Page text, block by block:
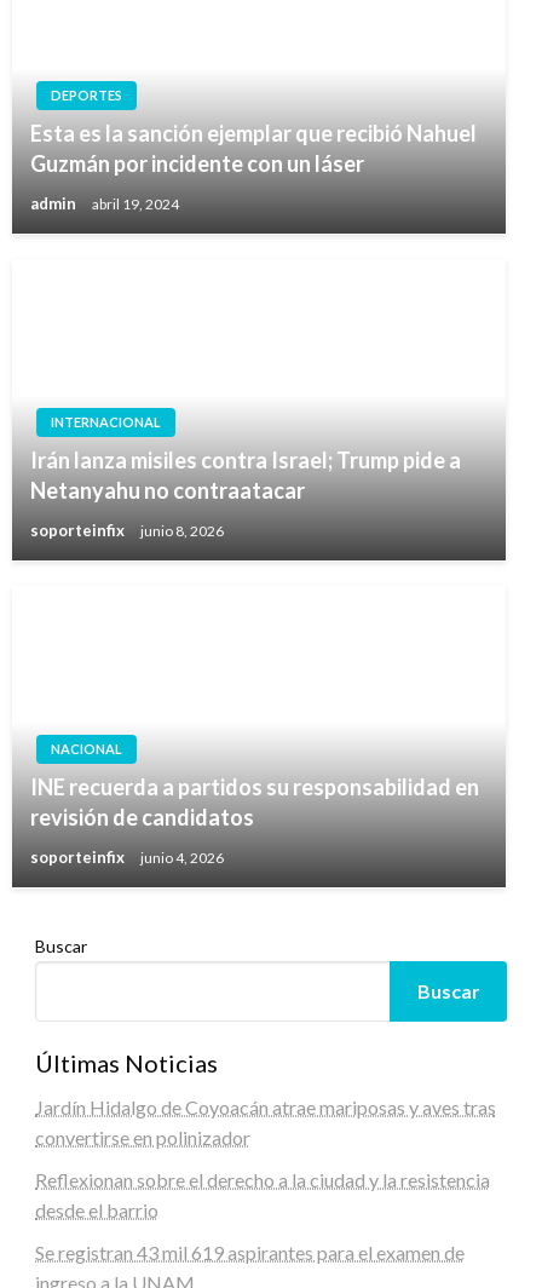
DEPORTES
Esta es la sanción ejemplar que recibió Nahuel
Guzmán por incidente con un láser
admin abril 19, 2024
INTERNACIONAL
Irán lanza misiles contra Israel; Trump pide a
Netanyahu no contraatacar
soporteinfix junio 8, 2026
NACIONAL
INE recuerda a partidos su responsabilidad en
revisión de candidatos
soporteinfix junio 4, 2026
Buscar
Buscar
Últimas Noticias
Jardín Hidalgo de Coyoacán atrae mariposas y aves tras
convertirse en polinizador
Reflexionan sobre el derecho a la ciudad y la resistencia
desde el barrio
Se registran 43 mil 619 aspirantes para el examen de
ingreso a la UNAM